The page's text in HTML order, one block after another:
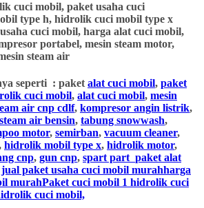
cuci mobil, paket usaha cuci
type h, hidrolik cuci mobil type x
cuci mobil, harga alat cuci mobil,
portabel, mesin steam motor,
steam air
seperti : paket alat cuci mobil, paket
cuci mobil, alat cuci mobil, mesin
air cnp cdlf, kompresor angin listrik,
steam air bensin, tabung snowwash,
motor, semirban, vacuum cleaner,
hidrolik mobil type x, hidrolik motor,
cnp, gun cnp, spart part paket alat
paket usaha cuci mobil murahharga
murahPaket cuci mobil 1 hidrolik cuci
cuci mobil,